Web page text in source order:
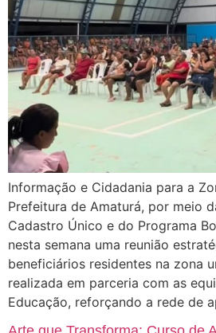
Informação e Cidadania para a
Prefeitura de Amaturá, por meio
Cadastro Único e do Programa
nesta semana uma reunião
beneficiários residentes na zona
realizada em parceria com as
Educação, reforçando a rede de